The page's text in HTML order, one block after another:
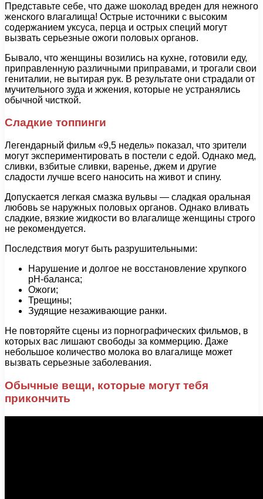
Представьте себе, что даже шоколад вреден для нежного
женского влагалища! Острые источники с высоким
содержанием уксуса, перца и острых специй могут
вызвать серьезные ожоги половых органов.
Бывало, что женщины возились на кухне, готовили еду,
приправленную различными приправами, и трогали свои
гениталии, не вытирая рук. В результате они страдали от
мучительного зуда и жжения, которые не устранялись
обычной чисткой.
Сладкие топпинги
Легендарный фильм «9,5 недель» показал, что зрители
могут экспериментировать в постели с едой. Однако мед,
сливки, взбитые сливки, варенье, джем и другие
сладости лучше всего наносить на живот и спину.
Допускается легкая смазка вульвы — сладкая оральная
любовь se наружных половых органов. Однако вливать
сладкие, вязкие жидкости во влагалище женщины строго
не рекомендуется.
Последствия могут быть разрушительными:
Нарушение и долгое не восстановление хрупкого
pH-баланса;
Ожоги;
Трещины;
Зудящие незаживающие ранки.
Не повторяйте сцены из порнографических фильмов, в
которых вас лишают свободы за коммерцию. Даже
небольшое количество молока во влагалище может
вызвать серьезные заболевания.
Обычные вещи, которые могут тебя
прикончить